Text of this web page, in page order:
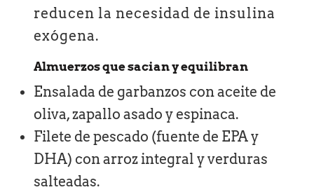
reducen la necesidad de insulina
exógena.
Almuerzos que sacian y equilibran
Ensalada de garbanzos con aceite de
oliva, zapallo asado y espinaca.
Filete de pescado (fuente de EPA y
DHA) con arroz integral y verduras
salteadas.